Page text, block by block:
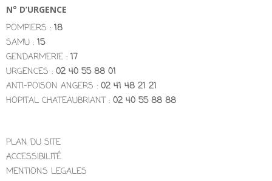
N° D’URGENCE
POMPIERS : 18
SAMU : 15
GENDARMERIE : 17
URGENCES : 02 40 55 88 01
ANTI-POISON ANGERS : 02 41 48 21 21
HOPITAL CHATEAUBRIANT : 02 40 55 88 88
PLAN DU SITE
ACCESSIBILITÉ
MENTIONS LEGALES